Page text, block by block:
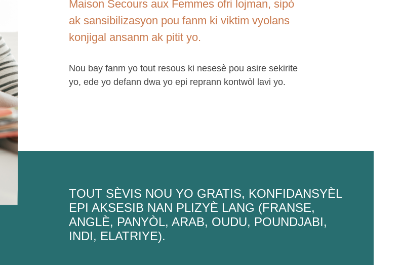
Maison Secours aux Femmes ofri lojman, sipò
ak sansibilizasyon pou fanm ki viktim vyolans
konjigal ansanm ak pitit yo.
Nou bay fanm yo tout resous ki nesesè pou asire sekirite
yo, ede yo defann dwa yo epi reprann kontwòl lavi yo.
TOUT SÈVIS NOU YO GRATIS, KONFIDANSYÈL
EPI AKSESIB NAN PLIZYÈ LANG (FRANSE,
ANGLÈ, PANYÒL, ARAB, OUDU, POUNDJABI,
INDI, ELATRIYE).